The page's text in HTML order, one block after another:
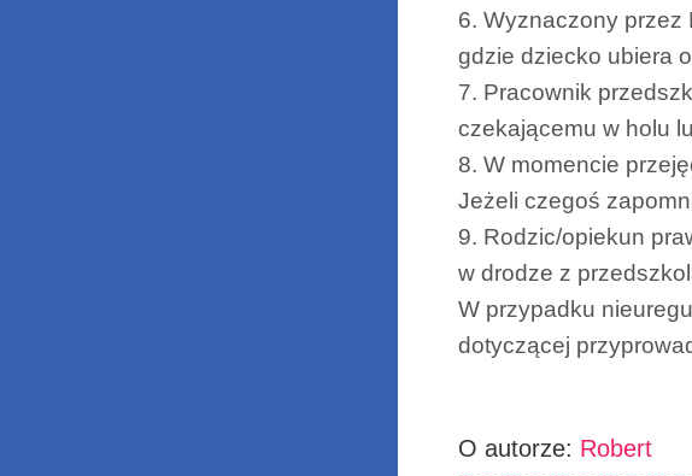
6. Wyznaczony przez
gdzie dziecko ubiera
7. Pracownik
czekającemu w holu
8. W momencie
Jeżeli czegoś
9. Rodzic/opiekun
w drodze z
W przypadku
dotyczącej
O autorze: Robert